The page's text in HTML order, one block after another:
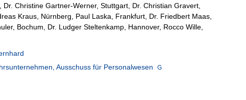
Christine Gartner-Werner, Stuttgart, Dr. Christian Gravert,
Kraus, Nürnberg, Paul Laska, Frankfurt, Dr. Friedbert Maas,
Bochum, Dr. Ludger Steltenkamp, Hannover, Rocco Wille,
Ausschuss für Personalwesen